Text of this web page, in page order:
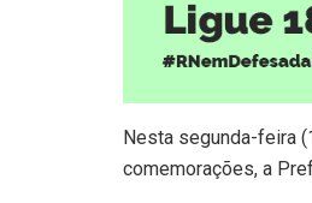
Nesta segunda-feira
comemorações, a